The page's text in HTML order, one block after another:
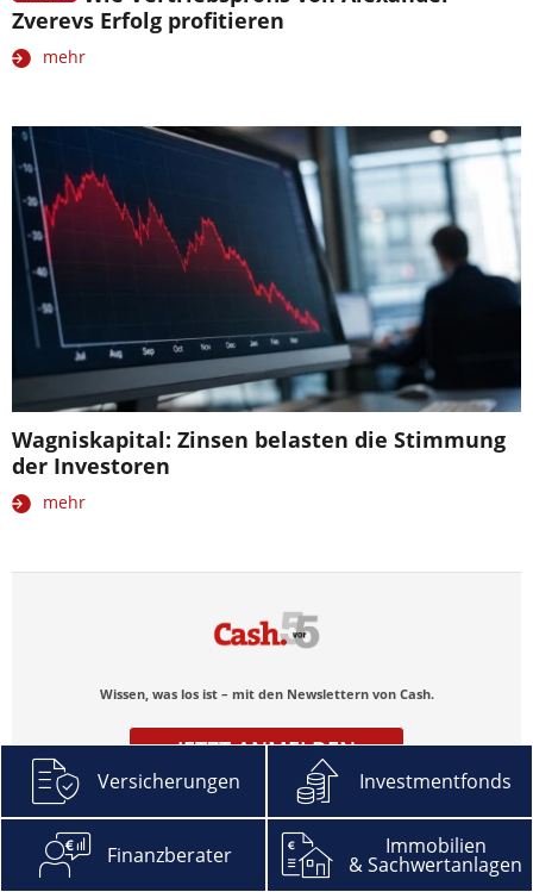
Zverevs Erfolg profitieren
mehr
Wagniskapital: Zinsen belasten die Stimmung
der Investoren
mehr
Wissen, was los ist – mit den Newslettern von Cash.
JETZT ANMELDEN
Versicherungen Investmentfonds
Finanzberater Immobilien
& Sachwertanlagen